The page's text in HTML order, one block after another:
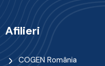
Afilieri
COGEN România